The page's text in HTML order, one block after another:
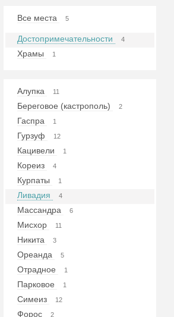
Все места 5
Достопримечательности 4
Храмы 1
Алупка 11
Береговое (кастрополь) 2
Гаспра 1
Гурзуф 12
Кацивели 1
Кореиз 4
Курпаты 1
Ливадия 4
Массандра 6
Мисхор 11
Никита 3
Ореанда 5
Отрадное 1
Парковое 1
Симеиз 12
Форос 2